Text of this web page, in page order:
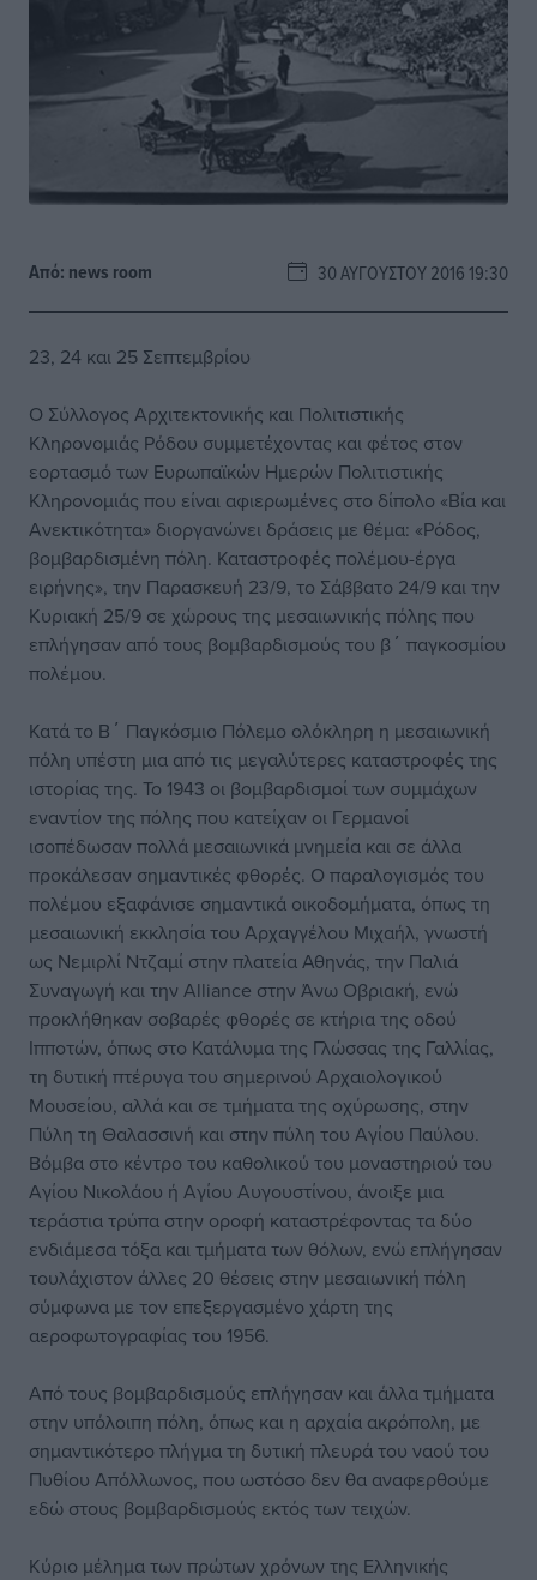
Από: news room 30 ΑΥΓΟΎΣΤΟΥ 2016 19:30
23, 24 και 25 Σεπτεμβρίου
Ο Σύλλογος Αρχιτεκτονικής και Πολιτιστικής
Κληρονομιάς Ρόδου συμμετέχοντας και φέτος στον
εορτασμό των Ευρωπαϊκών Ημερών Πολιτιστικής
Κληρονομιάς που είναι αφιερωμένες στο δίπολο «Βία και
Ανεκτικότητα» διοργανώνει δράσεις με θέμα: «Ρόδος,
βομβαρδισμένη πόλη. Καταστροφές πολέμου-έργα
ειρήνης», την Παρασκευή 23/9, το Σάββατο 24/9 και την
Κυριακή 25/9 σε χώρους της μεσαιωνικής πόλης που
επλήγησαν από τους βομβαρδισμούς του β΄ παγκοσμίου
πολέμου.
Κατά το Β΄ Παγκόσμιο Πόλεμο ολόκληρη η μεσαιωνική
πόλη υπέστη μια από τις μεγαλύτερες καταστροφές της
ιστορίας της. Το 1943 οι βομβαρδισμοί των συμμάχων
εναντίον της πόλης που κατείχαν οι Γερμανοί
ισοπέδωσαν πολλά μεσαιωνικά μνημεία και σε άλλα
προκάλεσαν σημαντικές φθορές. Ο παραλογισμός του
πολέμου εξαφάνισε σημαντικά οικοδομήματα, όπως τη
μεσαιωνική εκκλησία του Αρχαγγέλου Μιχαήλ, γνωστή
ως Νεμιρλί Ντζαμί στην πλατεία Αθηνάς, την Παλιά
Συναγωγή και την Alliance στην Άνω Οβριακή, ενώ
προκλήθηκαν σοβαρές φθορές σε κτήρια της οδού
Ιπποτών, όπως στο Κατάλυμα της Γλώσσας της Γαλλίας,
τη δυτική πτέρυγα του σημερινού Αρχαιολογικού
Μουσείου, αλλά και σε τμήματα της οχύρωσης, στην
Πύλη τη Θαλασσινή και στην πύλη του Αγίου Παύλου.
Βόμβα στο κέντρο του καθολικού του μοναστηριού του
Αγίου Νικολάου ή Αγίου Αυγουστίνου, άνοιξε μια
τεράστια τρύπα στην οροφή καταστρέφοντας τα δύο
ενδιάμεσα τόξα και τμήματα των θόλων, ενώ επλήγησαν
τουλάχιστον άλλες 20 θέσεις στην μεσαιωνική πόλη
σύμφωνα με τον επεξεργασμένο χάρτη της
αεροφωτογραφίας του 1956.
Από τους βομβαρδισμούς επλήγησαν και άλλα τμήματα
στην υπόλοιπη πόλη, όπως και η αρχαία ακρόπολη, με
σημαντικότερο πλήγμα τη δυτική πλευρά του ναού του
Πυθίου Απόλλωνος, που ωστόσο δεν θα αναφερθούμε
εδώ στους βομβαρδισμούς εκτός των τειχών.
Κύριο μέλημα των πρώτων χρόνων της Ελληνικής